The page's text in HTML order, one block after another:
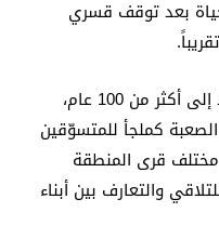
بعد توقف قسري
وسوق الخيام هو سوق تراثي يعود إلى أكثر من 100 عام،
كملجأ للمتسوّقين
قرى المنطقة
والتعارف بين أبناء